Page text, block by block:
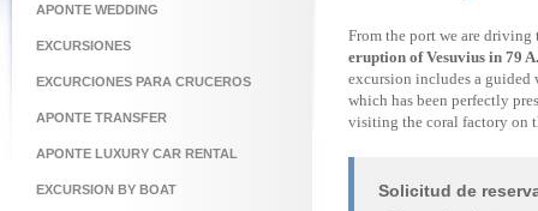
From the port we are driving
eruption of Vesuvius in 79
excursion includes a
which has been perfectly
visiting the coral factory on
Solicitud de
APONTE WEDDING
EXCURSIONES
EXCURCIONES PARA CRUCEROS
APONTE TRANSFER
APONTE LUXURY CAR RENTAL
EXCURSION BY BOAT